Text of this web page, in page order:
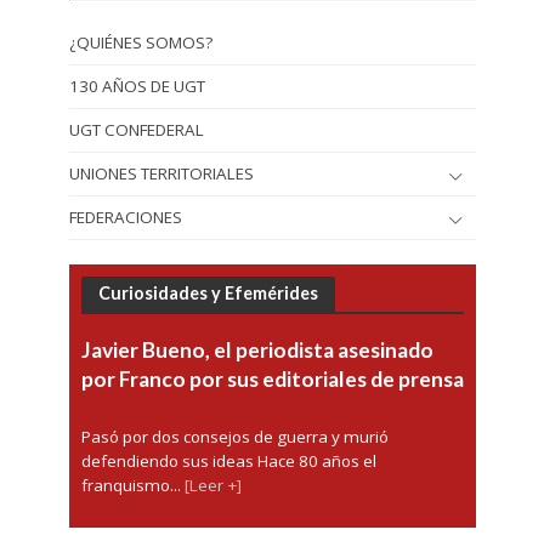
¿QUIÉNES SOMOS?
130 AÑOS DE UGT
UGT CONFEDERAL
UNIONES TERRITORIALES
FEDERACIONES
Curiosidades y Efemérides
Javier Bueno, el periodista asesinado
por Franco por sus editoriales de prensa
Pasó por dos consejos de guerra y murió
defendiendo sus ideas Hace 80 años el
franquismo... [Leer +]